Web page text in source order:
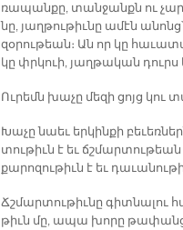
ռա­պան­քը, տան­ջանքն ու
նը, յաղ­թու­թիւ­նը ա­մէն
զօ­րու­թեան։ Ան որ կը
կը փրկուի, յաղ­թա­կան դուրս
Ու­րեմն խա­չը մե­զի ցոյց
Խա­չը նաեւ եր­կին­քի
տու­թիւն է եւ
քա­րո­զու­թիւն է եւ
Ճշմար­տու­թիւ­նը գիտ­նա­լու
թիւն մը, ա­պա խո­րը